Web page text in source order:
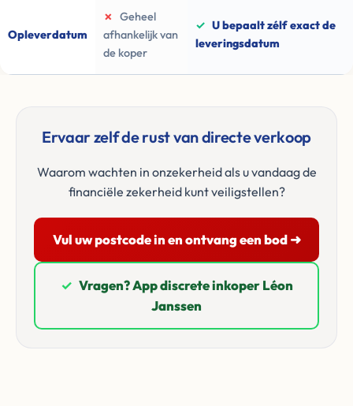
Opleverdatum
✗
Geheel
afhankelijk van
de koper
✓ U bepaalt zélf exact de
leveringsdatum
Ervaar zelf de rust van directe verkoop
Waarom wachten in onzekerheid als u vandaag de
financiële zekerheid kunt veiligstellen?
Vul uw postcode in en ontvang een bod ➜
✓ Vragen? App discrete inkoper Léon
Janssen